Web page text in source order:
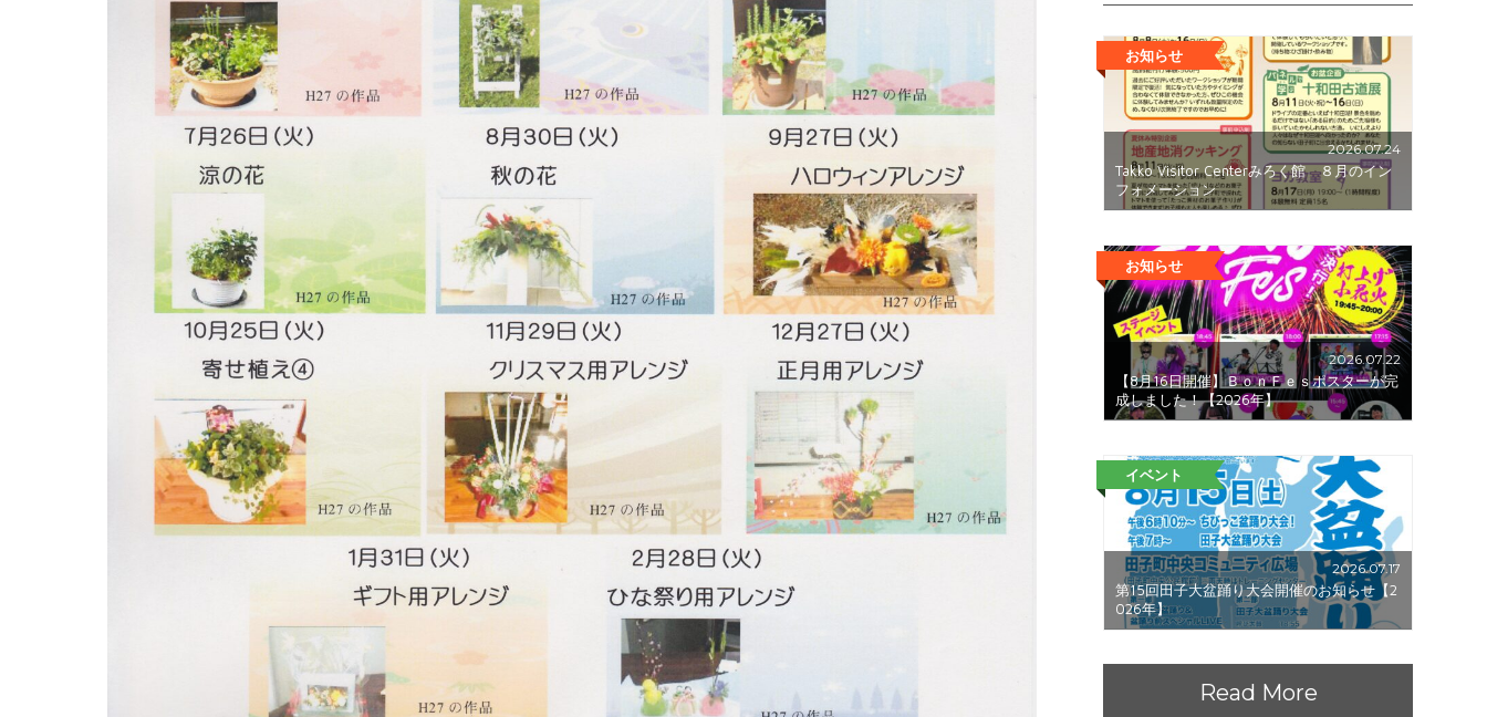
お知らせ
2026.07.24
Takko Visitor Centerみろく館 ８月のイン
フォメーション
お知らせ
2026.07.22
【8月16日開催】ＢｏｎＦｅｓポスターが完
成しました！【2026年】
イベント
2026.07.17
第15回田子大盆踊り大会開催のお知らせ【2
026年】
Read More